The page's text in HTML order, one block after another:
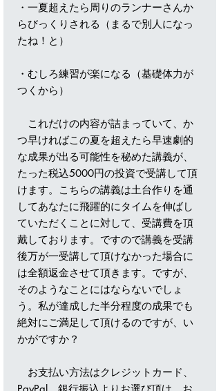
・一夏超えたら周りのランナーさんか
らびっくりされる（まるで別人になっ
たね！と）
・むしろ練習が楽になる（基礎体力が
つくから）
これだけの内容が詰まっていて、か
つ早ければこの夏を超えたら早速劇的
な成果が出る可能性を秘めた講義が、
たった税込5000円の投資で受講して頂
けます。こちらの講義は土台作りを通
してあなたに飛躍的にタイムを伸ばし
ていただくことに対して、受講費を頂
戴しております。ですので講義を受講
後万が一受講して頂けなかった場合に
は全額返金させて頂きます。ですが、
そのようなことにはならないでしょ
う。私が達成した半分程度の成果でも
絶対にご満足して頂けるのですが、い
かがですか？
お支払い方法はクレジットカード、